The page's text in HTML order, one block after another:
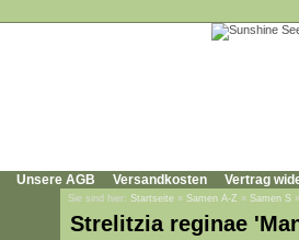
Unsere AGB Versandkosten Vertrag
Sie sind hier: Startseite » Samen A-Z » Samen S
Strelitzia reginae